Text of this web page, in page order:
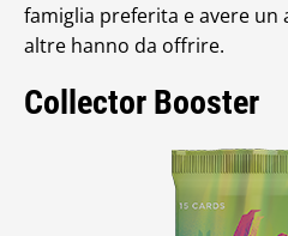
famiglia preferita e avere un
altre hanno da offrire.
Collector Booster